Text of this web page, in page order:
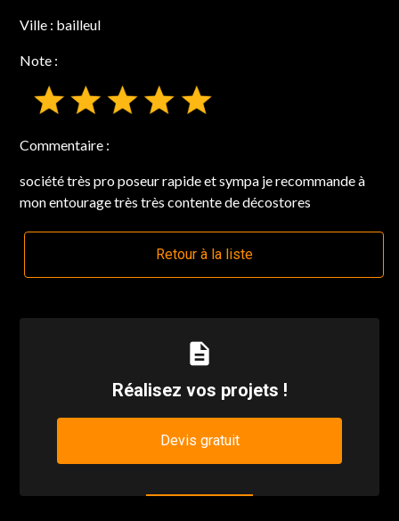
Ville : bailleul
Note :
Commentaire :
société très pro poseur rapide et sympa je recommande à
mon entourage très très contente de décostores
Retour à la liste
description
Réalisez vos projets !
Devis gratuit